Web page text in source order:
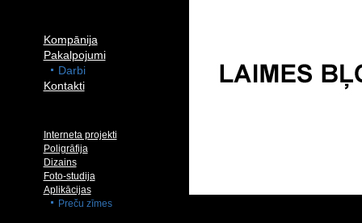
Kompānija
Pakalpojumi
Darbi
Kontakti
Interneta projekti
Poligrāfija
Dizains
Foto-studija
Aplikācijas
Preču zīmes